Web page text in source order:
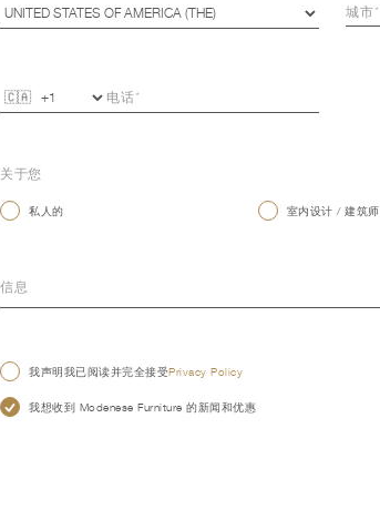
关于您
私人的 室内设计 / 建筑师
我声明我已阅读并完全接受Privacy Policy
我想收到 Modenese Furniture 的新闻和优惠